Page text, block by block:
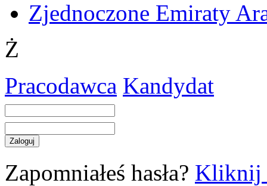
Zjednoczone Emiraty
Ż
Pracodawca Kandydat
Zapomniałeś hasła? Kliknij